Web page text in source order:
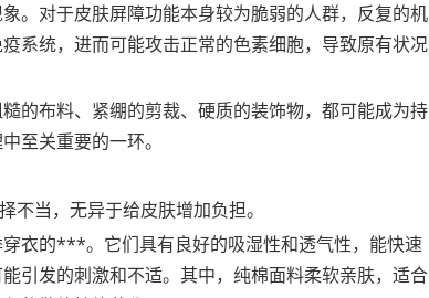
。对于皮肤屏障功能本身较为脆弱的人群，反复的机
系统，进而可能攻击正常的色素细胞，导致原有状况
的布料、紧绷的剪裁、硬质的装饰物，都可能成为持
至关重要的一环。
不当，无异于给皮肤增加负担。
衣的***。它们具有良好的吸湿性和透气性，能快速
引发的刺激和不适。其中，纯棉面料柔软亲肤，适合